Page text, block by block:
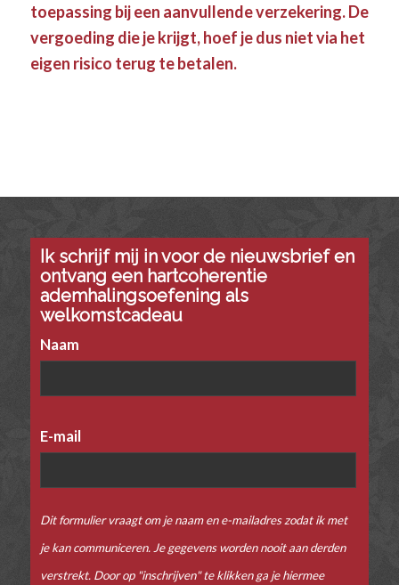
toepassing bij een aanvullende verzekering. De
vergoeding die je krijgt, hoef je dus niet via het
eigen risico terug te betalen.
Ik schrijf mij in voor de nieuwsbrief en
ontvang een hartcoherentie
ademhalingsoefening als
welkomstcadeau
Naam
E-mail
Dit formulier vraagt om je naam en e-mailadres zodat ik met
je kan communiceren. Je gegevens worden nooit aan derden
verstrekt. Door op "inschrijven" te klikken ga je hiermee